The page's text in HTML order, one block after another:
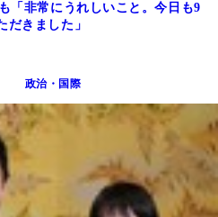
「非常にうれしいこと。今日も9
だきました」
政治・国際